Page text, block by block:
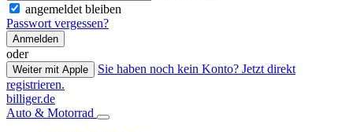
angemeldet bleiben
Passwort vergessen?
Anmelden
oder
Weiter mit Apple
Sie haben noch kein Konto? Jetzt direkt
registrieren.
billiger.de
Auto & Motorrad